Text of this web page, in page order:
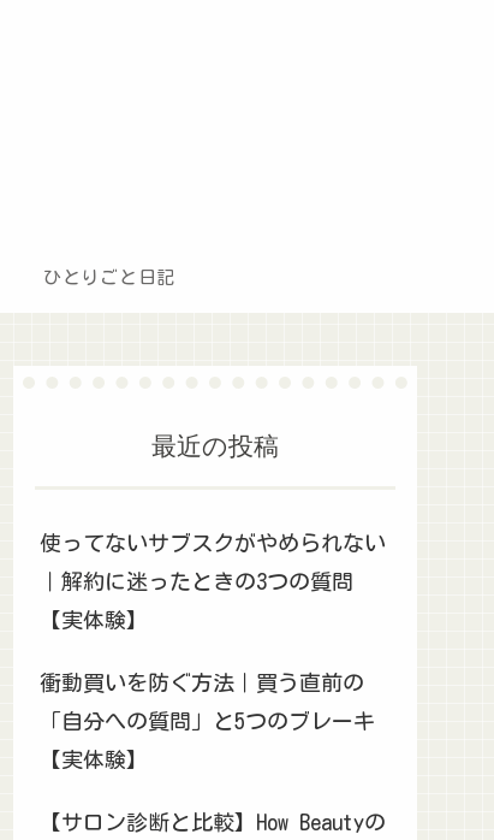
ひとりごと日記
最近の投稿
使ってないサブスクがやめられない
｜解約に迷ったときの3つの質問
【実体験】
衝動買いを防ぐ方法｜買う直前の
「自分への質問」と5つのブレーキ
【実体験】
【サロン診断と比較】How Beautyの